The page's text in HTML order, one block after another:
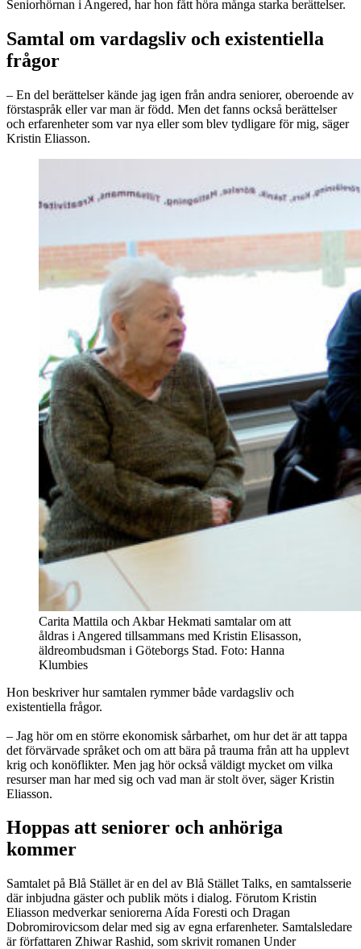
Seniorhörnan i Angered, har hon fått höra många starka berättelser.
Samtal om vardagsliv och existentiella
frågor
– En del berättelser kände jag igen från andra seniorer, oberoende av
förstaspråk eller var man är född. Men det fanns också berättelser
och erfarenheter som var nya eller som blev tydligare för mig, säger
Kristin Eliasson.
Carita Mattila och Akbar Hekmati samtalar om att
åldras i Angered tillsammans med Kristin Elisasson,
äldreombudsman i Göteborgs Stad. Foto: Hanna
Klumbies
Hon beskriver hur samtalen rymmer både vardagsliv och
existentiella frågor.
– Jag hör om en större ekonomisk sårbarhet, om hur det är att tappa
det förvärvade språket och om att bära på trauma från att ha upplevt
krig och konöflikter. Men jag hör också väldigt mycket om vilka
resurser man har med sig och vad man är stolt över, säger Kristin
Eliasson.
Hoppas att seniorer och anhöriga
kommer
Samtalet på Blå Stället är en del av Blå Stället Talks, en samtalsserie
där inbjudna gäster och publik möts i dialog. Förutom Kristin
Eliasson medverkar seniorerna Aída Foresti och Dragan
Dobromirovicsom delar med sig av egna erfarenheter. Samtalsledare
är författaren Zhiwar Rashid, som skrivit romanen Under